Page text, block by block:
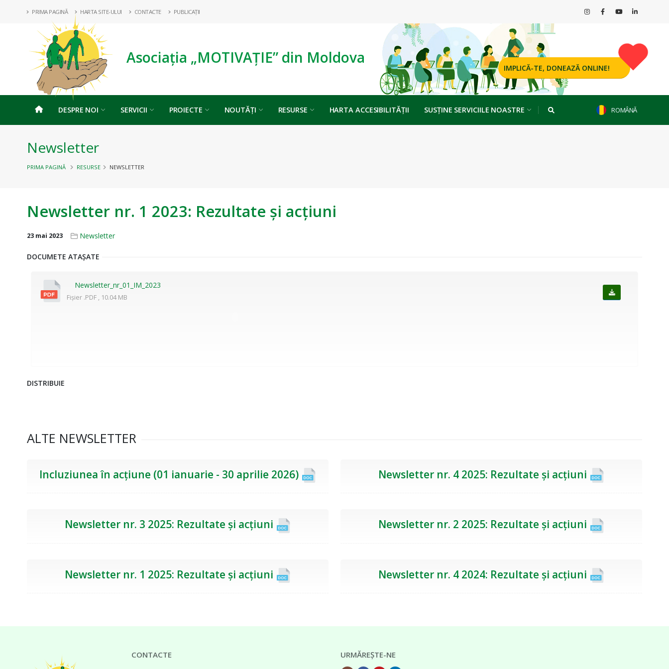
PRIMA PAGINĂ HARTA SITE-ULUI CONTACTE PUBLICAȚII
Asociația „MOTIVAȚIE” din Moldova
IMPLICĂ-TE, DONEAZĂ ONLINE!
DESPRE NOI SERVICII PROIECTE NOUTĂȚI RESURSE HARTA ACCESIBILITĂȚII SUSȚINE SERVICIILE NOASTRE ROMÂNĂ
Newsletter
PRIMA PAGINĂ RESURSE NEWSLETTER
Newsletter nr. 1 2023: Rezultate și acțiuni
23 mai 2023 Newsletter
DOCUMETE ATAȘATE
Newsletter_nr_01_IM_2023
Fișier .PDF , 10.04 MB
DISTRIBUIE
ALTE NEWSLETTER
Incluziunea în acțiune (01 ianuarie - 30 aprilie 2026) Newsletter nr. 4 2025: Rezultate și acțiuni
Newsletter nr. 3 2025: Rezultate și acțiuni Newsletter nr. 2 2025: Rezultate și acțiuni
Newsletter nr. 1 2025: Rezultate și acțiuni Newsletter nr. 4 2024: Rezultate și acțiuni
CONTACTE URMĂREȘTE-NE